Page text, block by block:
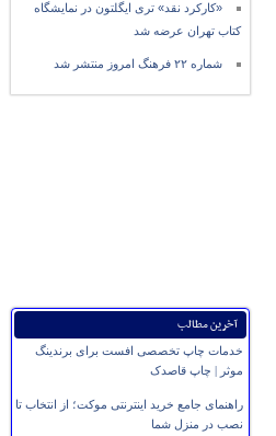
«کارکرد نقد» تری ایگلتون در نمایشگاه
کتاب تهران عرضه شد
شماره ۲۲ فرهنگ امروز منتشر شد
آخرین مطالب
خدمات چاپ تخصصی افست برای برندینگ
موثر | چاپ قاصدک
راهنمای جامع خرید اینترنتی موکت؛ از انتخاب تا
نصب در منزل شما